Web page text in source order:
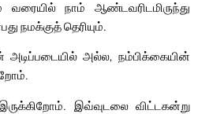
வரையில் நாம் ஆண்டவரிடமிருந்து
நமக்குத் தெரியும்.
அடிப்படையில் அல்ல, நம்பிக்கையின்
இவ்வுடலை விட்டகன்று